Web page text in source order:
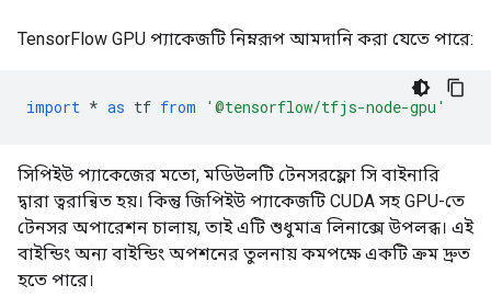
TensorFlow GPU প্যাকেজটি নিম্নরূপ আমদানি করা যেতে পারে:
import * as tf from '@tensorflow/tfjs-node-gpu'
সিপিইউ প্যাকেজের মতো, মডিউলটি টেনসরফ্লো সি বাইনারি
দ্বারা ত্বরান্বিত হয়। কিন্তু জিপিইউ প্যাকেজটি CUDA সহ GPU-তে
টেনসর অপারেশন চালায়, তাই এটি শুধুমাত্র লিনাক্সে উপলব্ধ। এই
বাইন্ডিং অন্য বাইন্ডিং অপশনের তুলনায় কমপক্ষে একটি ক্রম দ্রুত
হতে পারে।